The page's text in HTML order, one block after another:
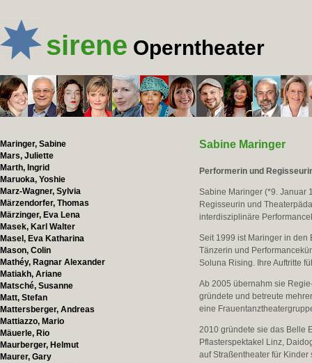
sirene Operntheater
Maringer, Sabine
Mars, Juliette
Marth, Ingrid
Maruoka, Yoshie
Marz-Wagner, Sylvia
Märzendorfer, Thomas
Märzinger, Eva Lena
Masek, Karl Walter
Masel, Eva Katharina
Mason, Colin
Mathéy, Ragnar Alexander
Matiakh, Ariane
Matsché, Susanne
Matt, Stefan
Mattersberger, Andreas
Mattiazzo, Mario
Mäuerle, Rio
Maurberger, Helmut
Maurer, Gary
Sabine Maringer
Performerin und
Sabine Maringer (*9. Januar
Regisseurin und
interdisziplinäre
Seit 1999 ist Maringer in den
Tänzerin und
Soluna Rising. Ihre Auftritte
Ab 2005 übernahm sie
gründete und betreute
eine
2010 gründete sie das Belle
Pflasterspektakel Linz,
auf Straßentheater für Kinder